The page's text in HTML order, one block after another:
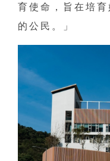
育使命，旨在培
的公民。」